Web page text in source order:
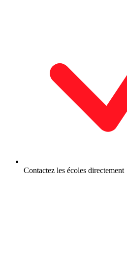
Contactez les écoles directement